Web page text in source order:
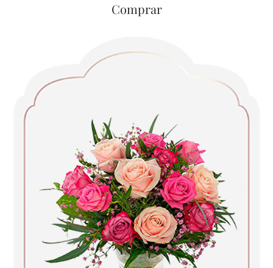
Comprar